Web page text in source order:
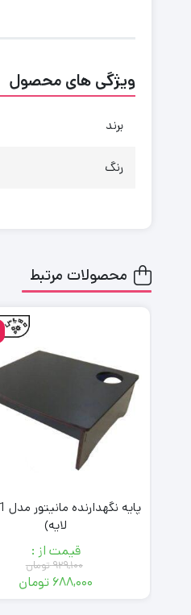
ویژگی های محصول
برند
رنگ
محصولات مرتبط
لایه)
قیمت از :
۹۲۹,۱۰۰تومان
۶۸۸,۰۰۰ تومان